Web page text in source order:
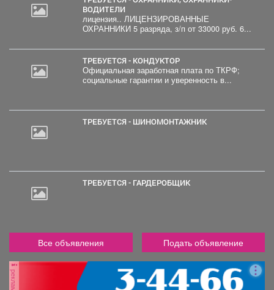
ВОДИТЕЛИ
лицензия.. ЛИЦЕНЗИРОВАННЫЕ
ОХРАННИКИ 5 разряда, з/п от 33000 руб. 6...
ТРЕБУЕТСЯ - КОНДУКТОР
Официальная заработная плата по ТКРФ;
социальные гарантии и уверенность в...
ТРЕБУЕТСЯ - ШИНОМОНТАЖНИК
ТРЕБУЕТСЯ - ГАРДЕРОБЩИК
Все объявления Подать объявление
реклама